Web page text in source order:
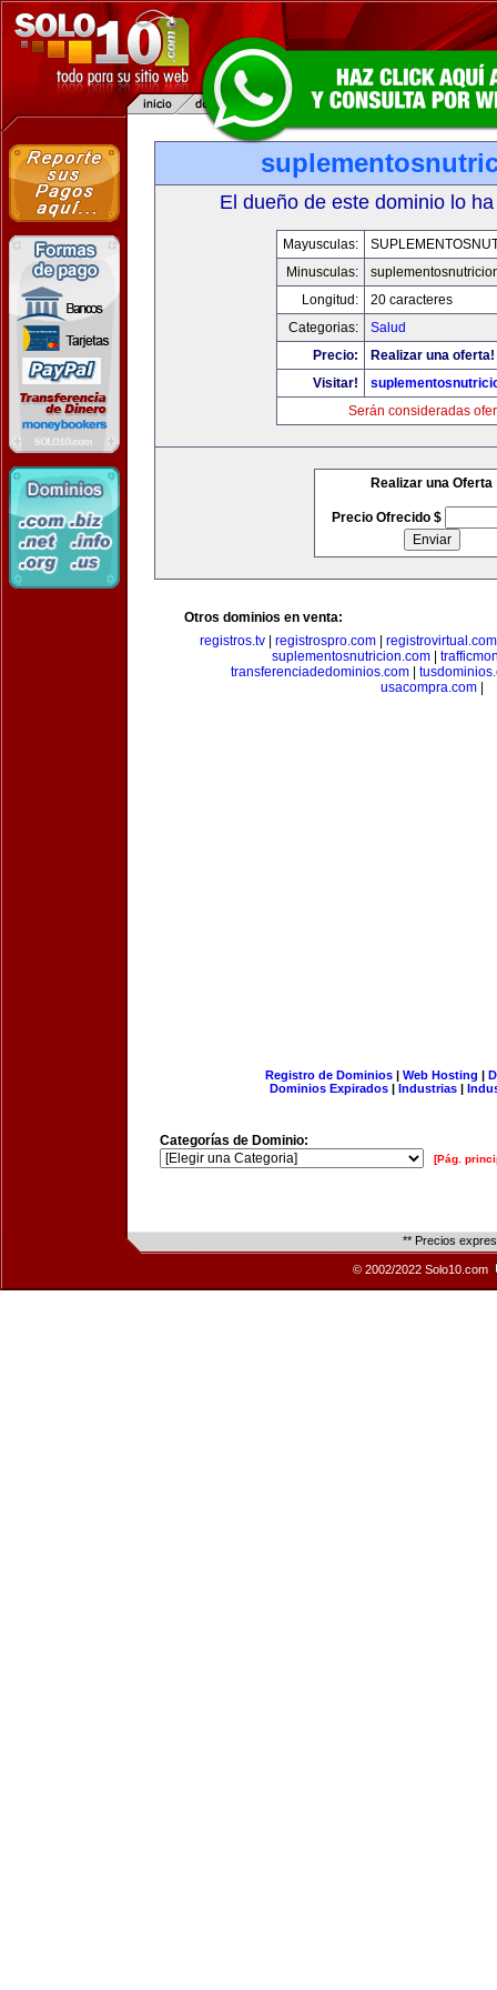
El dueño de este dominio lo
Mayusculas:
Minusculas:
Longitud:
20 caracteres
Categorias:
Salud
Precio:
Realizar una oferta!
Visitar!
Serán consideradas
Realizar una Oferta
Precio Ofrecido $
Otros dominios en venta:
registros.tv
registrospro.com
registrovirtual.com
suplementosnutricion.com|
transferenciadedominios.com|
usacompra.com|
Registro de Dominios| Web Hosting |
Dominios Expirados | Industrias |
Categorías de Dominio:
[Pág.
** Precios
© 2002/2022 Solo10.com